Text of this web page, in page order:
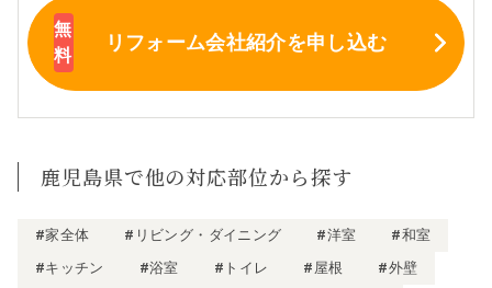
リフォーム会社紹介を申し込む
鹿児島県で他の対応部位から探す
#家全体 #リビング・ダイニング #洋室
#和室
#キッチン
#浴室 #トイレ #屋根
#外壁